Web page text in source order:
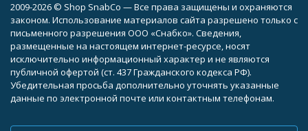
2009-2026 © Shop SnabCo — Все права защищены и охраняются
законом. Использование материалов сайта разрешено только с
письменного разрешения ООО «Снабко». Сведения,
размещенные на настоящем интернет-ресурсе, носят
исключительно информационный характер и не являются
публичной офертой (ст. 437 Гражданского кодекса РФ).
Убедительная просьба дополнительно уточнять указанные
данные по электронной почте или контактным телефонам.